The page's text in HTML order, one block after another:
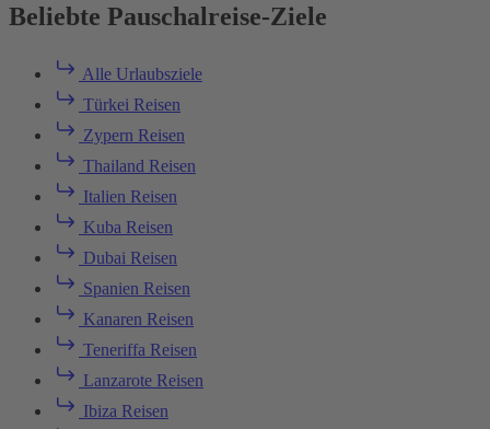
Beliebte Pauschalreise-Ziele
Alle Urlaubsziele
Türkei Reisen
Zypern Reisen
Thailand Reisen
Italien Reisen
Kuba Reisen
Dubai Reisen
Spanien Reisen
Kanaren Reisen
Teneriffa Reisen
Lanzarote Reisen
Ibiza Reisen